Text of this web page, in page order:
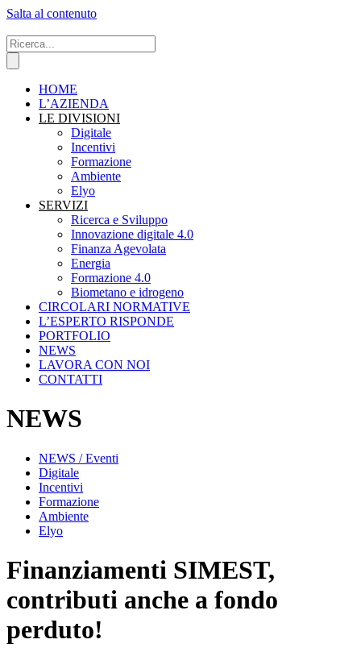
Salta al contenuto
HOME
L’AZIENDA
LE DIVISIONI
Digitale
Incentivi
Formazione
Ambiente
Elyo
SERVIZI
Ricerca e Sviluppo
Innovazione digitale 4.0
Finanza Agevolata
Energia
Formazione 4.0
Biometano e idrogeno
CIRCOLARI NORMATIVE
L’ESPERTO RISPONDE
PORTFOLIO
NEWS
LAVORA CON NOI
CONTATTI
NEWS
NEWS / Eventi
Digitale
Incentivi
Formazione
Ambiente
Elyo
Finanziamenti SIMEST,
contributi anche a fondo
perduto!